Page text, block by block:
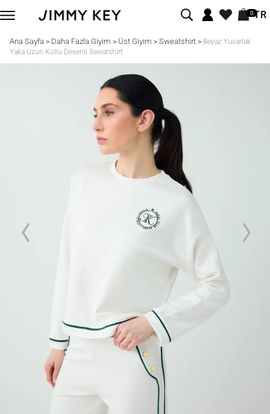
0TR
Ana Sayfa > Daha Fazla Giyim > Üst Giyim > Sweatshirt> Beyaz Yuvarlak
Yaka Uzun Kollu Desenli Sweatshirt